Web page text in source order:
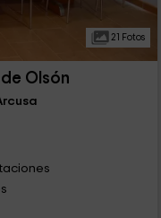
21 Fotos
Olsón